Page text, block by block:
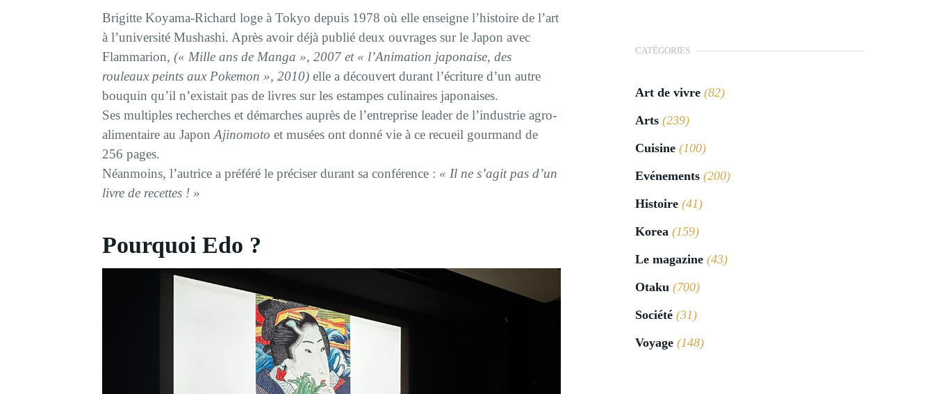
Brigitte Koyama-Richard loge à Tokyo depuis 1978 où elle enseigne l’histoire de l’art
à l’université Mushashi. Après avoir déjà publié deux ouvrages sur le Japon avec
Flammarion, (« Mille ans de Manga », 2007 et « l’Animation japonaise, des
rouleaux peints aux Pokemon », 2010) elle a découvert durant l’écriture d’un autre
bouquin qu’il n’existait pas de livres sur les estampes culinaires japonaises.
Ses multiples recherches et démarches auprès de l’entreprise leader de l’industrie agro-
alimentaire au Japon Ajinomoto et musées ont donné vie à ce recueil gourmand de
256 pages.
Néanmoins, l’autrice a préféré le préciser durant sa conférence : « Il ne s’agit pas d’un
livre de recettes ! »
Pourquoi Edo ?
CATÉGORIES
Art de vivre (82)
Arts (239)
Cuisine (100)
Evénements (200)
Histoire (41)
Korea (159)
Le magazine (43)
Otaku (700)
Société (31)
Voyage (148)